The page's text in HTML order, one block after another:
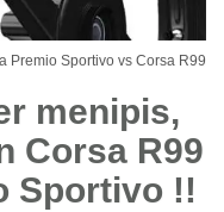
Premio Sportivo vs Corsa R99
menipis,
Corsa R99
Sportivo !!